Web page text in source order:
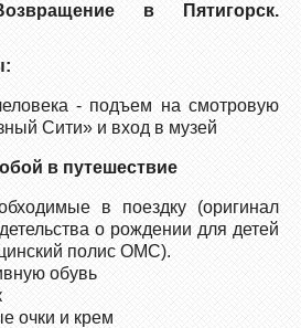
в Пятигорск.
- подъем на смотровую
Сити» и вход в музей
в путешествие
в поездку (оригинал
о рождении для детей
полис ОМС).
обувь
очки и крем